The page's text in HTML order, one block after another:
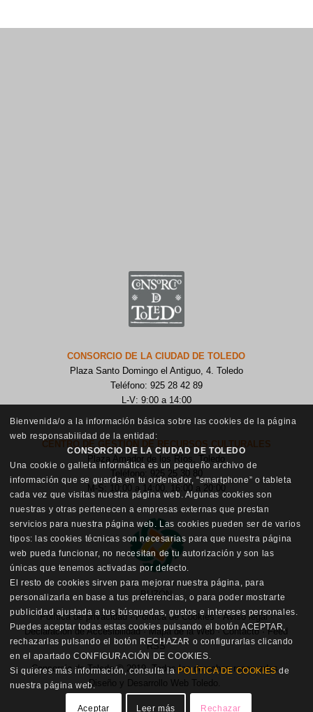
CONSORCIO DE LA CIUDAD DE TOLEDO
Plaza Santo Domingo el Antiguo, 4. Toledo
Teléfono: 925 28 42 89
L-V: 9:00 a 14:00
CENTRO DE GESTIÓN DE RECURSOS CULTURALES
Plaza Amador de los Ríos, Toledo
Teléfono: 925 25 30 80
M-S: 10:00 a 14:00, 16:00 a 20:00
BUZÓN
Política de privacidad·Política de Cookies ·Aviso legal·
Declaración de Accesibilidad·Mapa de la Web·Contacto·Feed
RSS
Consorcio de Toledo © 2019. Todos los derechos reservados.
Diseño y Desarrollo Web Toledo.
Bienvenida/o a la información básica sobre las cookies de la página
web responsabilidad de la entidad:
CONSORCIO DE LA CIUDAD DE TOLEDO
Una cookie o galleta informática es un pequeño archivo de
información que se guarda en tu ordenador, “smartphone” o tableta
cada vez que visitas nuestra página web. Algunas cookies son
nuestras y otras pertenecen a empresas externas que prestan
servicios para nuestra página web. Las cookies pueden ser de varios
tipos: las cookies técnicas son necesarias para que nuestra página
web pueda funcionar, no necesitan de tu autorización y son las
únicas que tenemos activadas por defecto.
El resto de cookies sirven para mejorar nuestra página, para
personalizarla en base a tus preferencias, o para poder mostrarte
publicidad ajustada a tus búsquedas, gustos e intereses personales.
Puedes aceptar todas estas cookies pulsando el botón ACEPTAR,
rechazarlas pulsando el botón RECHAZAR o configurarlas clicando
en el apartado CONFIGURACIÓN DE COOKIES.
Si quieres más información, consulta la POLÍTICA DE COOKIESde
nuestra página web.
Aceptar Leer más Rechazar